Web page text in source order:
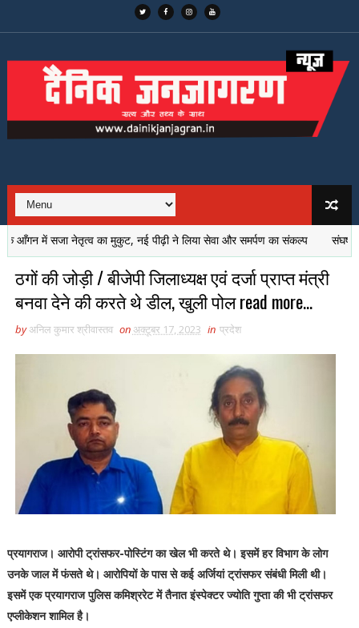
में सजा नेतृत्व का मुकुट, नई पीढ़ी ने लिया सेवा और समर्पण का संकल्प संघर्षों की
ठगों की जोड़ी / बीजेपी जिलाध्यक्ष एवं दर्जा प्राप्त मंत्री
बनवा देने की करते थे डील, खुली पोल read more...
byअनिल कुमार श्रीवास्तव onअक्टूबर 17, 2023 in प्रदेश
प्रयागराज। आरोपी ट्रांसफर-पोस्टिंग का खेल भी करते थे। इसमें हर विभाग के लोग
उनके जाल में फंसते थे। आरोपियों के पास से कई अर्जियां ट्रांसफर संबंधी मिली थी।
इसमें एक प्रयागराज पुलिस कमिश्ररेट में तैनात इंस्पेक्टर ज्योति गुप्ता की भी ट्रांसफर
एप्लीकेशन शामिल है।